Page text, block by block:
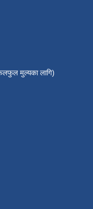
मुल्यका लागि)